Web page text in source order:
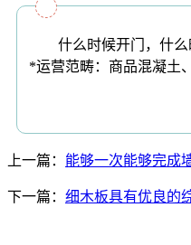
什么时候开门，什么时
*运营范畴：商品混凝土
上一篇： 能够一次能够完成
下一篇： 细木板具有优良的